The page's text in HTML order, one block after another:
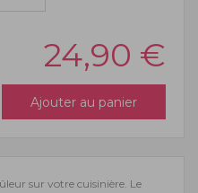
24,90 €
Ajouter au panier
sur votre cuisinière. Le